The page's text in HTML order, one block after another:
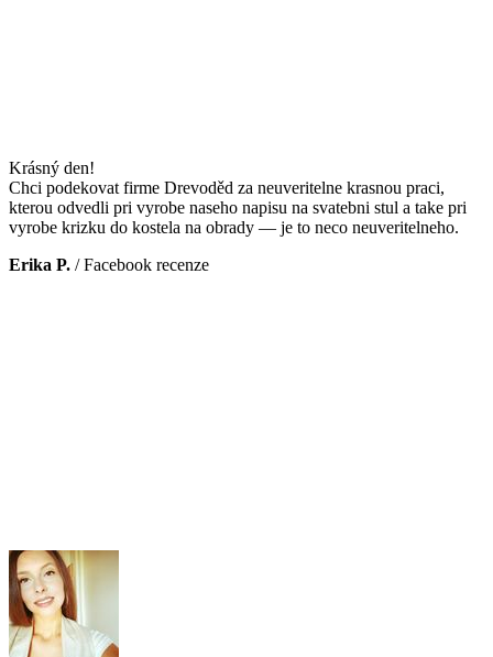
Krásný den!
Chci podekovat firme Drevoděd za neuveritelne krasnou praci,
kterou odvedli pri vyrobe naseho napisu na svatebni stul a take pri
vyrobe krizku do kostela na obrady — je to neco neuveritelneho.
Erika P. /Facebook recenze